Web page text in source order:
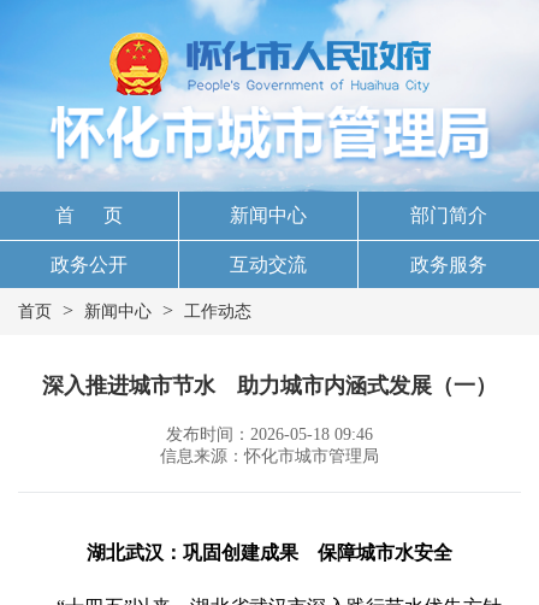
首 页 新闻中心 部门简介
政务公开 互动交流 政务服务
首页 > 新闻中心 > 工作动态
深入推进城市节水 助力城市内涵式发展（一）
发布时间：2026-05-18 09:46
信息来源：怀化市城市管理局
湖北武汉：巩固创建成果 保障城市水安全